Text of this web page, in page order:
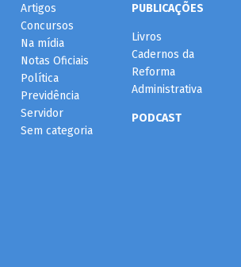
Artigos
Concursos
Na mídia
Notas Oficiais
Política
Previdência
Servidor
Sem categoria
PUBLICAÇÕES
Livros
Cadernos da
Reforma
Administrativa
PODCAST